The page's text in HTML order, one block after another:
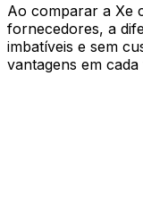
Ao comparar a Xe
fornecedores, a
imbatíveis e sem
vantagens em